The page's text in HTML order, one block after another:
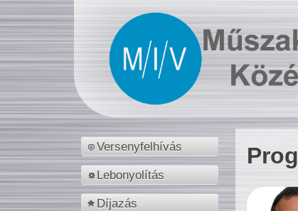
Versenyfelhívás
Lebonyolítás
Díjazás